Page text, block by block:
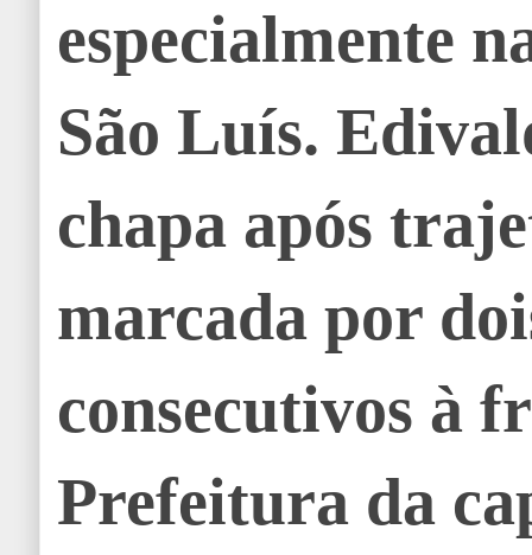
especialmente
São Luís.
chapa após
marcada por
consecutivos à
Prefeitura da